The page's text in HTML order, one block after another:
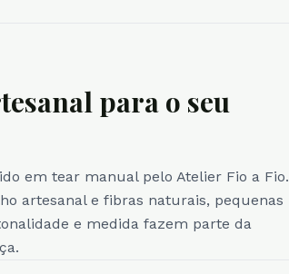
para o seu
em tear manual pelo Atelier Fio a Fio.
artesanal e fibras naturais, pequenas
e medida fazem parte da